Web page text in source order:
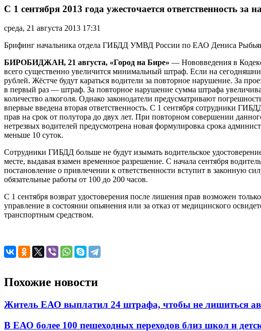
1
сентября
2013
года
ужесточается
за
нарушение
правил
дорожного
движения
С 1 сентября 2013 года ужесточается ответственность
среда, 21 августа 2013 17:31
Брифинг начальника отдела ГИБДД УМВД России по ЕАО Дениса
БИРОБИДЖАН, 21 августа, «Город на Бире» — Нововведения в
всего существенно увеличится минимальный штраф. Если на
рублей. Жёстче будут караться водители за повторное нарушение. За
в первый раз — штраф. За повторное нарушение сумма штрафа
количество алкоголя. Однако законодатели предусматривают
впервые введена вторая ответственность. С 1 сентября сотрудники
прав на срок от полутора до двух лет. При повторном совершении
нетрезвых водителей предусмотрена новая формулировка срока
меньше 10 суток.
Сотрудники ГИБДД больше не будут изымать водительское
месте, выдавая взамен временное разрешение. С начала сентября
постановление о привлечении к ответственности вступит в законную
обязательные работы от 100 до 200 часов.
С 1 сентября возврат удостоверения после лишения прав возможен
управление в состоянии опьянения или за отказ от медицинского
транспортным средством.
Похожие новости
Житель ЕАО выплатил 24 штрафа, чтобы не лишиться
В ЕАО более 100 пешеходных переходов близ школ и